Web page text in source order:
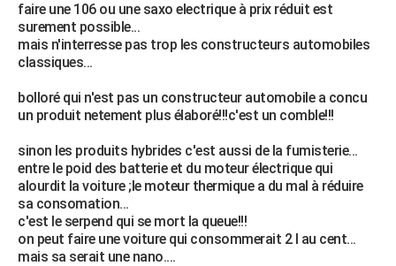
faire une 106 ou une saxo electrique à prix réduit est
surement possible...
mais n'interresse pas trop les constructeurs automobiles
classiques...
bolloré qui n'est pas un constructeur automobile a concu
un produit netement plus élaboré!!!c'est un comble!!!
sinon les produits hybrides c'est aussi de la fumisterie...
entre le poid des batterie et du moteur électrique qui
alourdit la voiture ;le moteur thermique a du mal à réduire
sa consomation...
c'est le serpend qui se mort la queue!!!
on peut faire une voiture qui consommerait 2 l au cent...
mais sa serait une nano....